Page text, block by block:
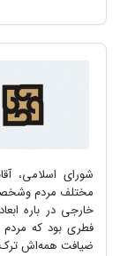
شورای اسلامی،
مختلف مردم
خارجی در باره
فطری بود که مردم
ضیافت همه‌اش ترک